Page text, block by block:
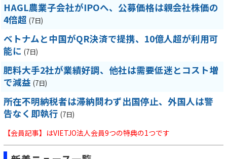
HAGL農業子会社がIPOへ、公募価格は親会社株価の
4倍超 (7日)
ベトナムと中国がQR決済で提携、10億人超が利用可
能に (7日)
肥料大手2社が業績好調、他社は需要低迷とコスト増
で減益 (7日)
所在不明納税者は滞納問わず出国停止、外国人は警
告なく即執行 (7日)
【会員記事】はVIETJO法人会員9つの特典の1つです